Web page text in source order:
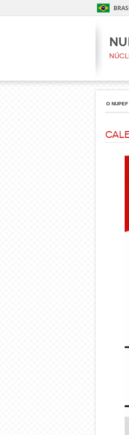
O NUPEF